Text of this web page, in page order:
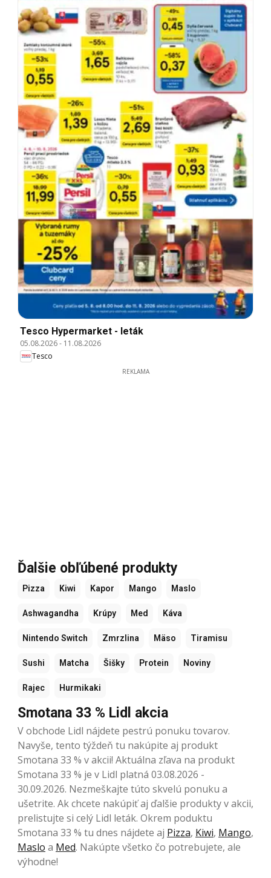
Tesco Hypermarket - leták
05.08.2026- 11.08.2026
Tesco
REKLAMA
Ďalšie obľúbené produkty
Pizza Kiwi Kapor Mango Maslo
Ashwagandha Krúpy Med Káva
Nintendo Switch Zmrzlina Mäso Tiramisu
Sushi Matcha Šišky Protein Noviny
Rajec Hurmikaki
Smotana 33 % Lidl akcia
V obchode Lidl nájdete pestrú ponuku tovarov.
Navyše, tento týždeň tu nakúpite aj produkt
Smotana 33 % v akcii! Aktuálna zľava na produkt
Smotana 33 % je v Lidl platná 03.08.2026 -
30.09.2026. Nezmeškajte túto skvelú ponuku a
ušetrite. Ak chcete nakúpiť aj ďalšie produkty v akcii,
prelistujte si celý Lidl leták. Okrem poduktu
Smotana 33 % tu dnes nájdete aj Pizza, Kiwi, Mango,
Maslo a Med. Nakúpte všetko čo potrebujete, ale
výhodne!